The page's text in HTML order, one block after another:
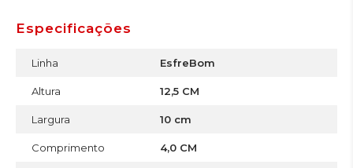
Especificações
Linha EsfreBom
Altura 12,5 CM
Largura 10 cm
Comprimento 4,0 CM